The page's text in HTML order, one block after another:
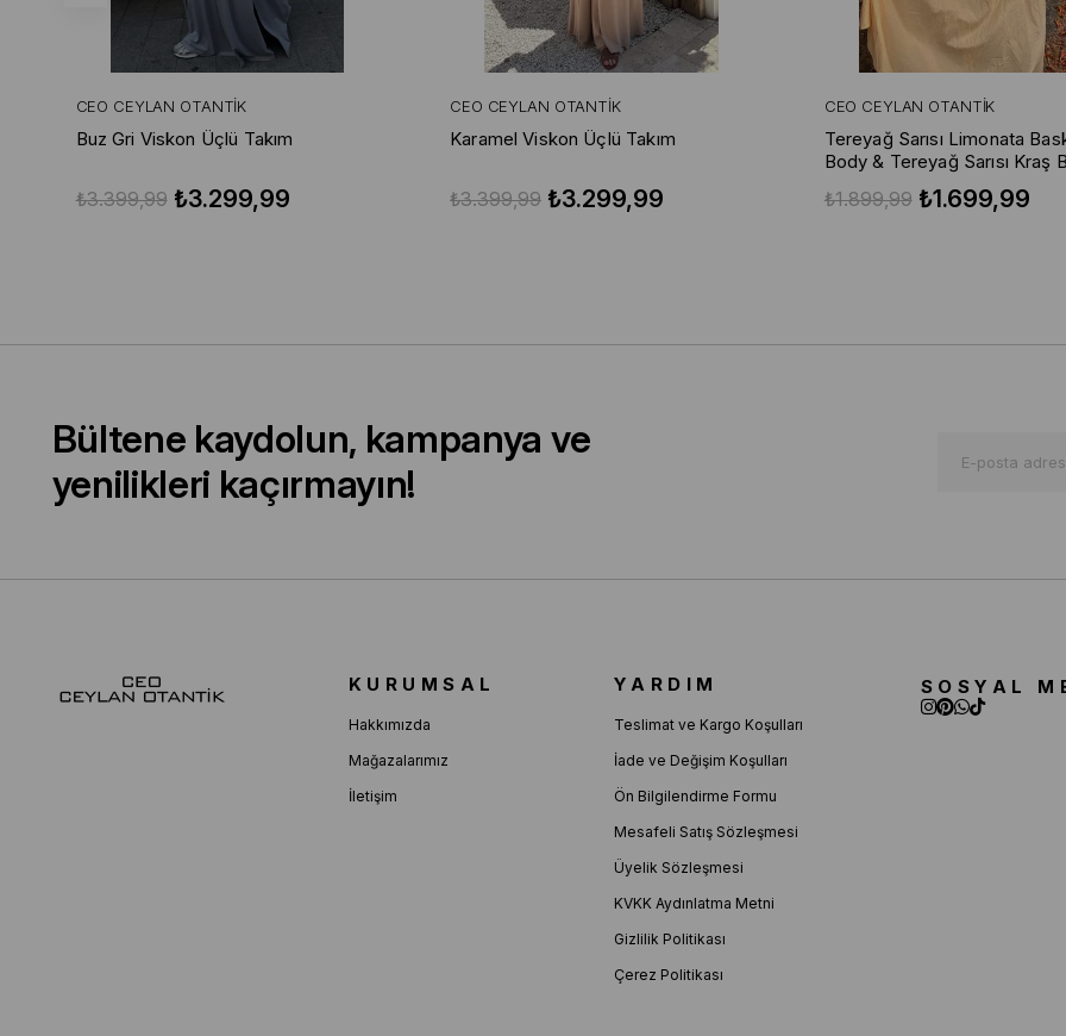
CEO CEYLAN OTANTIK
Buz Gri Viskon Üçlü Takım
₺3.299,99
₺3.399,99
CEO CEYLAN OTANTIK
Karamel Viskon Üçlü Takım
₺3.299,99
₺3.399,99
CEO CEYLAN OTANTIK
Tereyağ Sarısı Limonata
Body & Tereyağ Sarısı Kraş
₺1.699,99
₺1.899,99
Bültene kaydolun, kampanya ve
yenilikleri kaçırmayın!
KURUMSAL
Hakkımızda
Mağazalarımız
İletişim
YARDIM
Teslimat ve Kargo Koşulları
İade ve Değişim Koşulları
Ön Bilgilendirme Formu
Mesafeli Satış Sözleşmesi
Üyelik Sözleşmesi
KVKK Aydınlatma Metni
Gizlilik Politikası
Çerez Politikası
SOSYAL